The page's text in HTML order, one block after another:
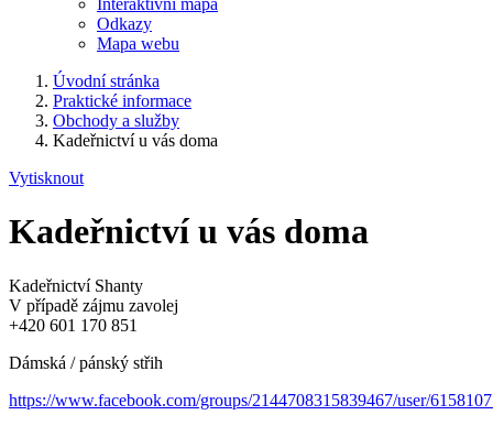
Interaktivní mapa
Odkazy
Mapa webu
Úvodní stránka
Praktické informace
Obchody a služby
Kadeřnictví u vás doma
Vytisknout
Kadeřnictví u vás doma
Kadeřnictví Shanty
V případě zájmu zavolej
+420 601 170 851
Dámská / pánský střih
https://www.facebook.com/groups/2144708315839467/user/